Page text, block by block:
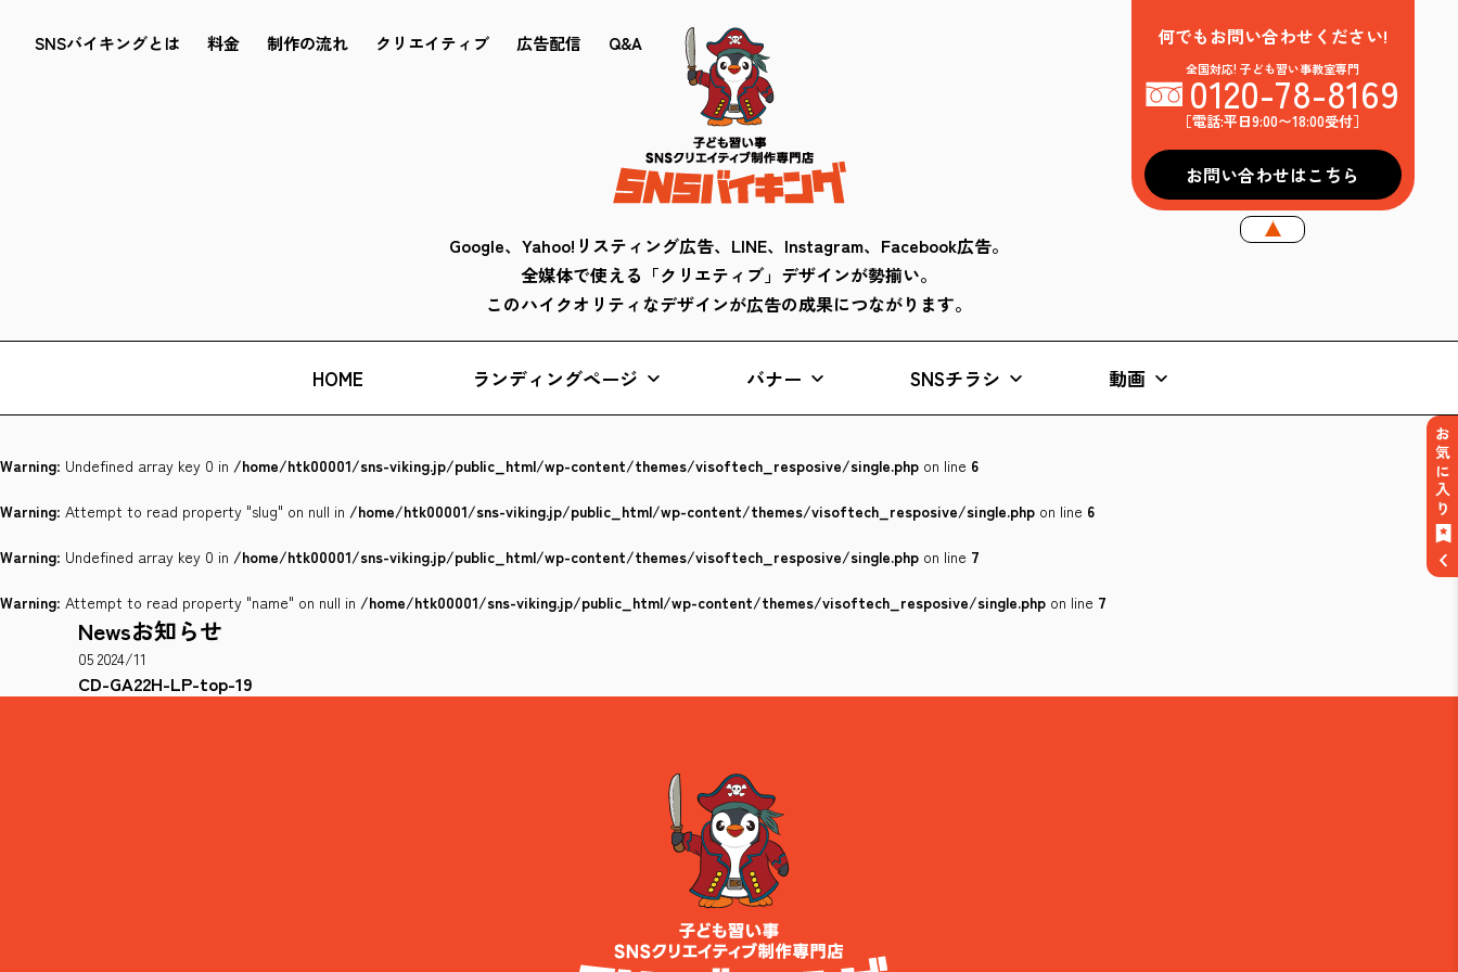
Google、Yahoo!リスティング広告、LINE、Instagram、Facebook広告。
全媒体で使える「クリエティブ」デザインが勢揃い。
このハイクオリティなデザインが広告の成果につながります。
SNSバイキングとは 料金 制作の流れ クリエイティブ 広告配信 Q&A 何でもお問い合わせください!
全国対応! 子ども習い事教室専門
0120-78-8169
［電話:平日9:00〜18:00受付］
お問い合わせはこちら
HOME ランディングページ バナー SNSチラシ 動画
Warning: Undefined array key 0 in /home/htk00001/sns-viking.jp/public_html/wp-content/themes/visoftech_resposive/single.php on line 6
Warning: Attempt to read property "slug" on null in /home/htk00001/sns-viking.jp/public_html/wp-content/themes/visoftech_resposive/single.php on line 6
Warning: Undefined array key 0 in /home/htk00001/sns-viking.jp/public_html/wp-content/themes/visoftech_resposive/single.php on line 7
Warning: Attempt to read property "name" on null in /home/htk00001/sns-viking.jp/public_html/wp-content/themes/visoftech_resposive/single.php on line 7
Newsお知らせ
05 2024/11
CD-GA22H-LP-top-19
お気に入り